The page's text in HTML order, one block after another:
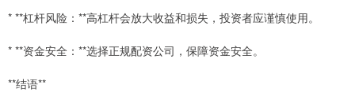
* **杠杆风险：**高杠杆会放大收益和损失，投资者应谨慎使用。
* **资金安全：**选择正规配资公司，保障资金安全。
**结语**